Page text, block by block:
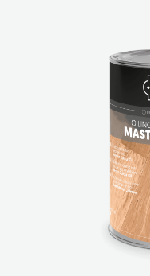
VOORBEHANDELING
Geoliede oppervlakken
Gelakte oppervlakken